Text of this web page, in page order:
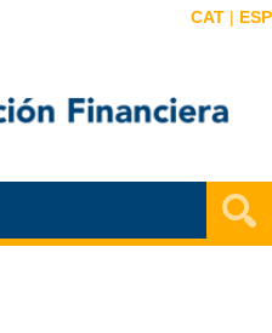
CAT | ESP
NOTÍCIAS